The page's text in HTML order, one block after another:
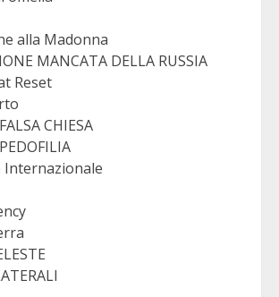
alla Madonna
MANCATA DELLA RUSSIA
Reset
CHIESA
Internazionale